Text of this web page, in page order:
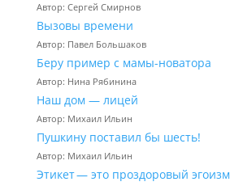
Автор: Сергей Смирнов
Вызовы времени
Автор: Павел Большаков
Беру пример с мамы-новатора
Автор: Нина Рябинина
Наш дом — лицей
Автор: Михаил Ильин
Пушкину поставил бы шесть!
Автор: Михаил Ильин
Этикет — это проздоровый эгоизм